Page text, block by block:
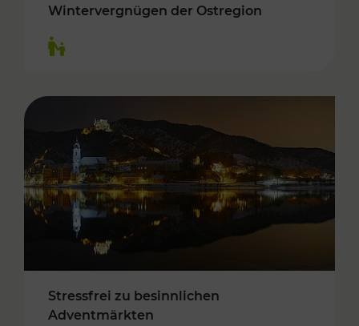
Wintervergnügen der Ostregion
Stressfrei zu besinnlichen
Adventmärkten